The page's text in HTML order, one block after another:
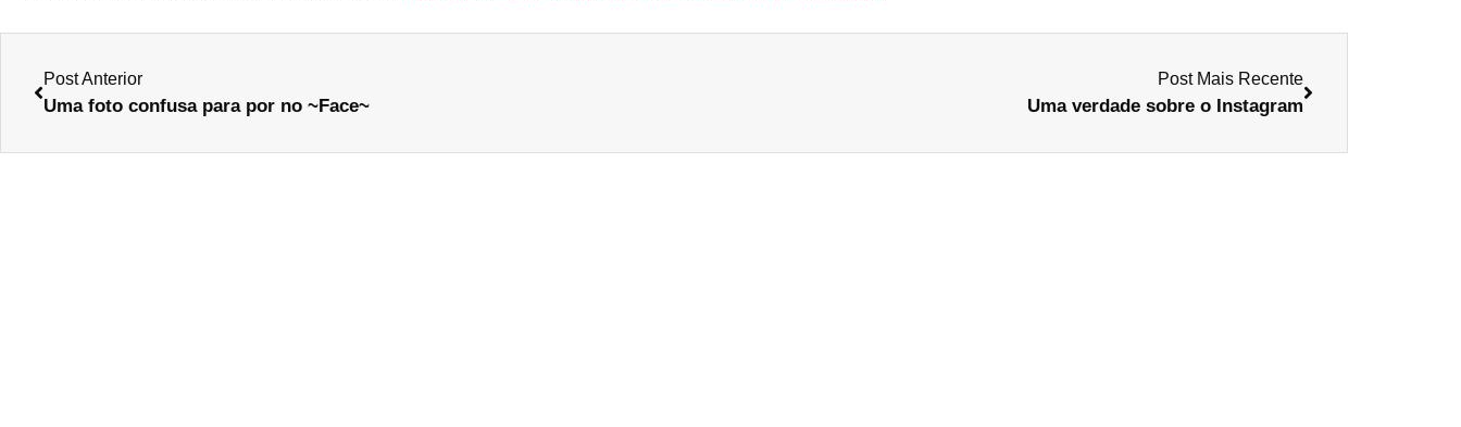
Post Anterior
Uma foto confusa para por no ~Face~
Post Mais Recente
Uma verdade sobre o Instagram